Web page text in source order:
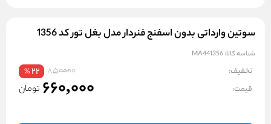
سوتین وارداتی بدون اسفنج فنردار مدل بغل تور کد 1356
شناسه کالا:MA441356
تخفیف: 850000
22
%
قیمت: 660,000 تومان